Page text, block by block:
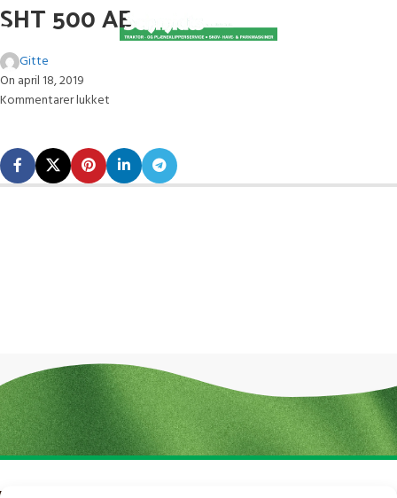
SHT 500 AE
Gitte
On april 18, 2019
Kommentarer lukket